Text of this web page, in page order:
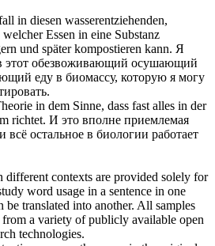
in diesen wasserentziehenden,
Essen in eine Substanz
und später kompostieren kann. Я
этот обезвоживающий осушающий
еду в биомассу, которую я могу
in dem Sinne, dass fast alles in der
richtet. И это вполне приемлемая
всё остальное в биологии работает
different contexts are provided solely for
word usage in a sentence in one
be translated into another. All samples
a variety of publicly available open
technologies.